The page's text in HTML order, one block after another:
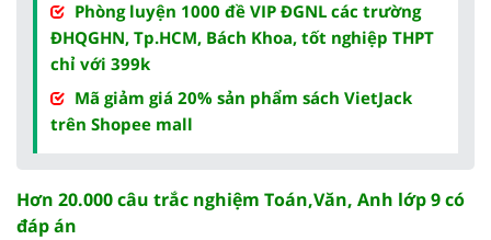
Phòng luyện 1000 đề VIP ĐGNL các trường
ĐHQGHN, Tp.HCM, Bách Khoa, tốt nghiệp THPT
chỉ với 399k
Mã giảm giá 20% sản phẩm sách VietJack
trên Shopee mall
Hơn 20.000 câu trắc nghiệm Toán,Văn, Anh lớp 9 có
đáp án